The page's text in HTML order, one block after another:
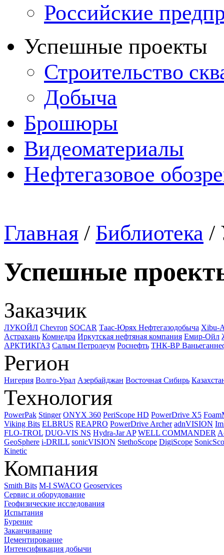
Российские
Успешные проекты
Строительство
Добыча
Брошюры
Видеоматериалы
Нефтегазовое
Главная / Библиотека /
Успешные
Заказчик
ЛУКОЙЛ Chevron SOCAR Таас-Юрях Нефтегазодобыча Xibu-
Астрахань Комнедра Иркутская нефтяная компания Емир-Ойл
АРКТИКГАЗ Салым Петролеум Роснефть ТНК-ВР
Регион
Нигерия Волго-Урал Азербайджан Восточная Сибирь
Технология
PowerPak Stinger ONYX 360 PeriScope HD PowerDrive X5
Viking Bits ELBRUS REAPRO PowerDrive Archer adnVISION
FLO-TROL DUO-VIS NS Hydra-Jar AP WELL COMMANDER
GeoSphere i-DRILL sonicVISION StethoScope DigiScope
Kinetic
Компания
Smith Bits M-I SWACO Geoservices
Сервис и оборудование
Геофизические исследования
Испытания
Бурение
Заканчивание
Цементирование
Интенсификация добычи